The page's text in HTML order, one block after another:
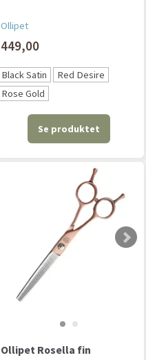
Ollipet
449,00
Black Satin
Red Desire
Rose Gold
Se produktet
Ollipet Rosella fin